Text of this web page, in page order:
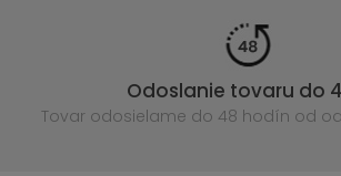
Odoslanie tovaru do
Tovar odosielame do 48 hodín od